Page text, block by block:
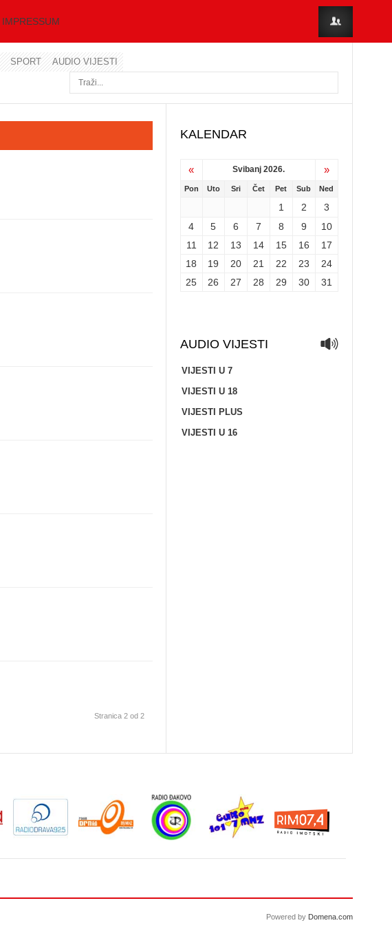
IMPRESSUM
SPORT AUDIO VIJESTI
Stranica 2 od 2
KALENDAR
« Svibanj 2026. »
Pon Uto Sri Čet Pet Sub Ned
1 2
3
4
5 6 7 8 9
10
11
12 13 14 15 16
17
18
19 20 21 22 23
24
25
26 27 28 29 30 31
AUDIO VIJESTI
VIJESTI U 7
VIJESTI U 18
VIJESTI PLUS
VIJESTI U 16
Powered by Domena.com